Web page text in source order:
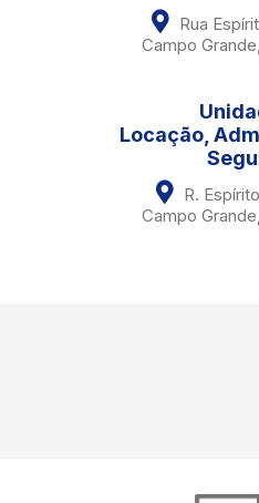
Rua
Campo
Locação,
R.
Campo